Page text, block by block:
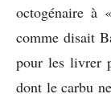
octogénaire à
comme disait
pour les livrer
dont le carbu